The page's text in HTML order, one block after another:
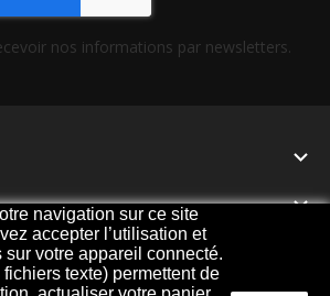
nos informations par newsletters.


navigation sur ce site
accepter l’utilisation et
sur votre appareil connecté.
texte) permettent de